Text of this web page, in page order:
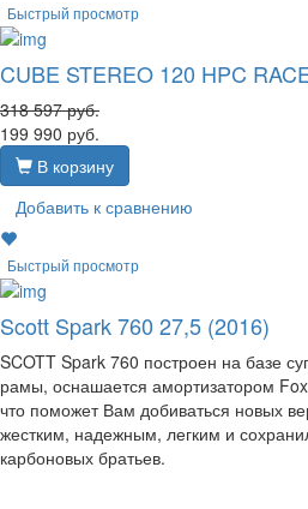
Быстрый просмотр
CUBE STEREO 120 HPC
318 597руб.
199 990 руб.
В корзину
Добавить к сравнению
Быстрый просмотр
Scott Spark 760 27,5 (2016)
SCOTT Spark 760 построен на базе
рамы, оснашается амортизатором
что поможет Вам добиваться новых
жестким, надежным, легким и
карбоновых братьев.